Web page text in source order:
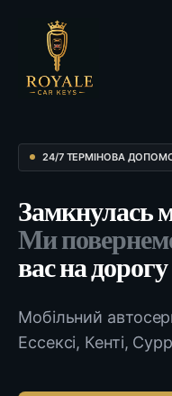
24/7 ТЕРМІНОВА
Замкнулась
Ми
вас на дорогу
Мобільний
Ессексі, Кенті,